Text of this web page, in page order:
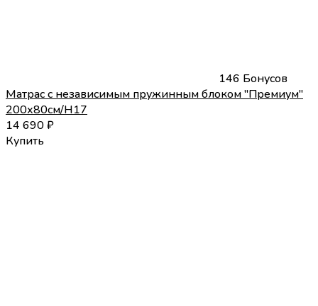
146 Бонусов
Матрас с независимым пружинным блоком "Премиум"
200х80см/H17
14 690₽
Купить